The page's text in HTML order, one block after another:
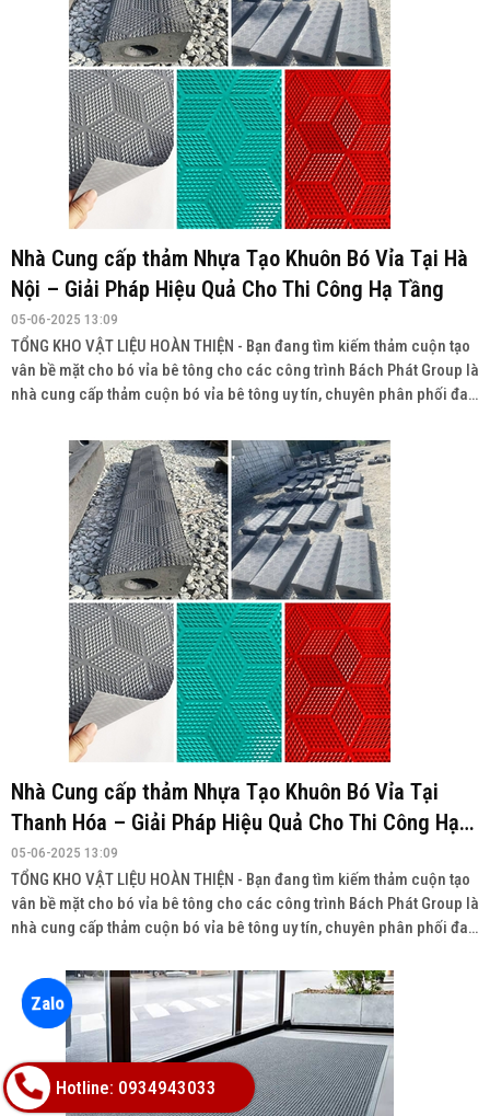
Nhà Cung cấp thảm Nhựa Tạo Khuôn Bó Vỉa Tại Hà
Nội – Giải Pháp Hiệu Quả Cho Thi Công Hạ Tầng
05-06-2025 13:09
TỔNG KHO VẬT LIỆU HOÀN THIỆN - Bạn đang tìm kiếm thảm cuộn tạo
vân bề mặt cho bó vỉa bê tông cho các công trình Bách Phát Group là
nhà cung cấp thảm cuộn bó vỉa bê tông uy tín, chuyên phân phối đa
toàn quốc.
Nhà Cung cấp thảm Nhựa Tạo Khuôn Bó Vỉa Tại
Thanh Hóa – Giải Pháp Hiệu Quả Cho Thi Công Hạ
Tầng
05-06-2025 13:09
TỔNG KHO VẬT LIỆU HOÀN THIỆN - Bạn đang tìm kiếm thảm cuộn tạo
vân bề mặt cho bó vỉa bê tông cho các công trình Bách Phát Group là
nhà cung cấp thảm cuộn bó vỉa bê tông uy tín, chuyên phân phối đa
toàn quốc.
Hotline: 0934943033
Zalo